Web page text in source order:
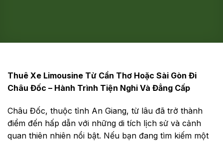
Thuê Xe Limousine Từ Cần Thơ Hoặc Sài Gòn Đi
Châu Đốc – Hành Trình Tiện Nghi Và Đẳng Cấp
Châu Đốc, thuộc tỉnh An Giang, từ lâu đã trở thành
điểm đến hấp dẫn với những di tích lịch sử và cảnh
quan thiên nhiên nổi bật. Nếu bạn đang tìm kiếm một